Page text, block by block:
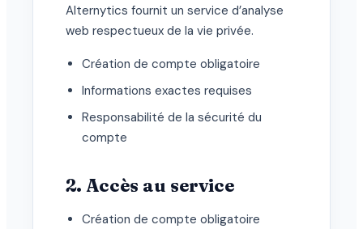
Alternytics fournit un service d’analyse
web respectueux de la vie privée.
Création de compte obligatoire
Informations exactes requises
Responsabilité de la sécurité du
compte
2. Accès au service
Création de compte obligatoire